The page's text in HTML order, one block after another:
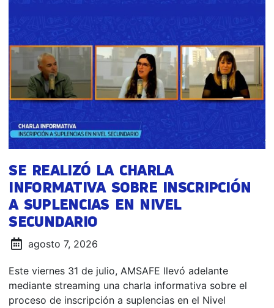
SE REALIZÓ LA CHARLA
INFORMATIVA SOBRE INSCRIPCIÓN
A SUPLENCIAS EN NIVEL
SECUNDARIO
agosto 7, 2026
Este viernes 31 de julio, AMSAFE llevó adelante
mediante streaming una charla informativa sobre el
proceso de inscripción a suplencias en el Nivel